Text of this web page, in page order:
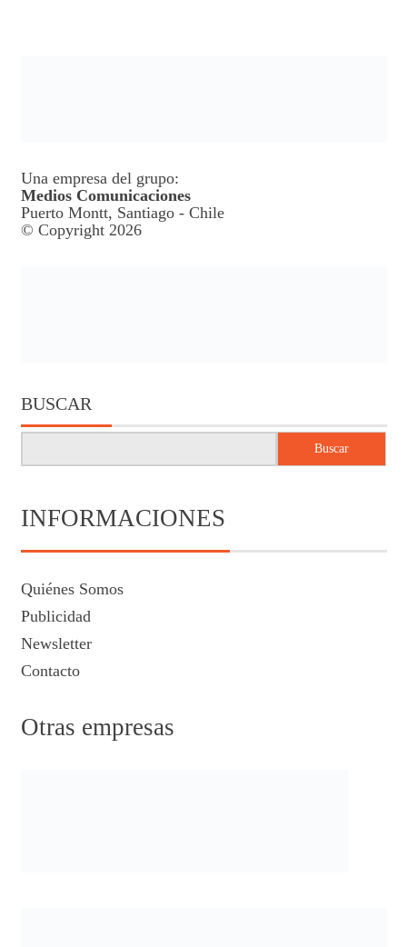
Una empresa del grupo:
Medios Comunicaciones
Puerto Montt, Santiago - Chile
© Copyright 2026
BUSCAR
Buscar
INFORMACIONES
Quiénes Somos
Publicidad
Newsletter
Contacto
Otras empresas